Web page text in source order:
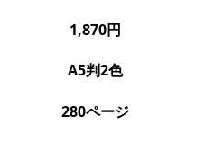
1,870円
A5判2色
280ページ